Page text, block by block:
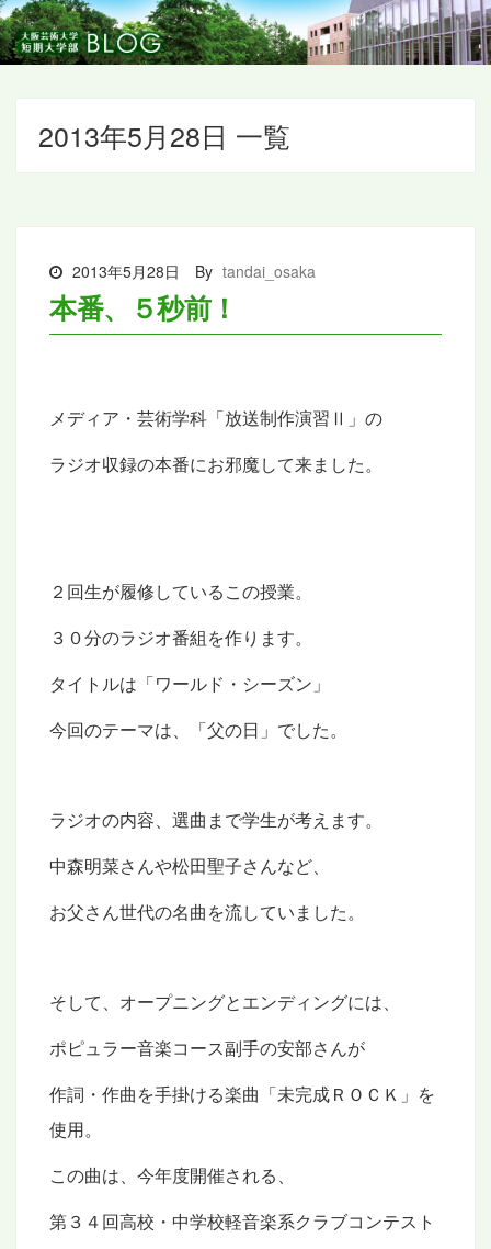
2013年5月28日 一覧
2013年5月28日 By tandai_osaka
本番、５秒前！
メディア・芸術学科「放送制作演習Ⅱ」の
ラジオ収録の本番にお邪魔して来ました。
２回生が履修しているこの授業。
３０分のラジオ番組を作ります。
タイトルは「ワールド・シーズン」
今回のテーマは、「父の日」でした。
ラジオの内容、選曲まで学生が考えます。
中森明菜さんや松田聖子さんなど、
お父さん世代の名曲を流していました。
そして、オープニングとエンディングには、
ポピュラー音楽コース副手の安部さんが
作詞・作曲を手掛ける楽曲「未完成ＲＯＣＫ」を
使用。
この曲は、今年度開催される、
第３４回高校・中学校軽音楽系クラブコンテスト